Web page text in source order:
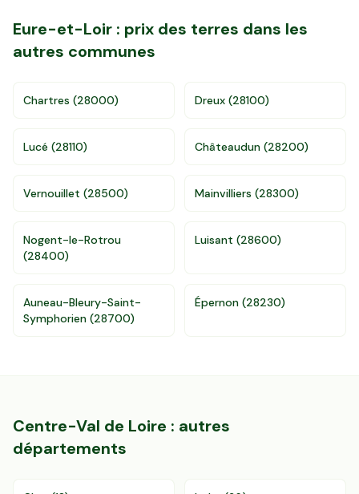
Eure-et-Loir : prix des terres dans les
autres communes
Chartres (28000) Dreux (28100)
Lucé (28110) Châteaudun (28200)
Vernouillet (28500) Mainvilliers (28300)
Nogent-le-Rotrou
(28400)
Luisant (28600)
Auneau-Bleury-Saint-
Symphorien (28700)
Épernon (28230)
Centre-Val de Loire : autres
départements
96 departements